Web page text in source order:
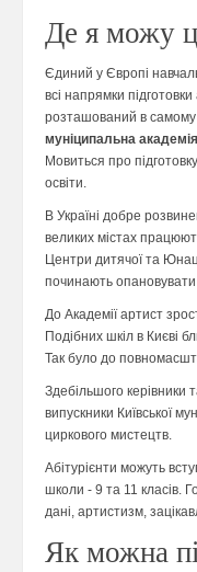
Де я можу
Єдиний у Європі
всі напрямки
розташований в самому
муніципальна
Мовиться про
освіти.
В Україні добре
великих містах
Центри дитячої та
починають
До Академії артист
Подібних шкіл в Києві
Так було до
Здебільшого керівники
випускники Київської
циркового мистецтв.
Абітурієнти можуть
школи - 9 та 11 класів.
дані, артистизм,
Як можна